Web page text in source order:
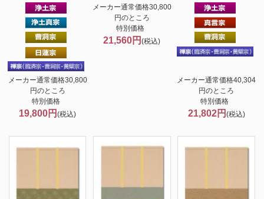
メーカー通常価格30,800
円のところ
特別価格
19,800円(税込)
メーカー通常価格30,800
円のところ
特別価格
21,560円(税込)
メーカー通常価格40,304
円のところ
特別価格
21,802円 (税込)